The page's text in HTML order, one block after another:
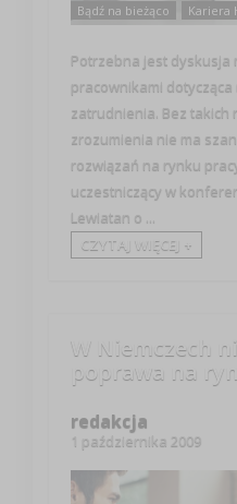
Bądź na bieżąco Kariera
Potrzebna jest dyskusja
pracownikami
zatrudnienia. Bez takich
zrozumienia nie ma
rozwiązań na rynku
uczestniczący w
Lewiatan o ...
CZYTAJ WIĘCEJ +
W Niemczech
poprawa na
redakcja
1 października 2009